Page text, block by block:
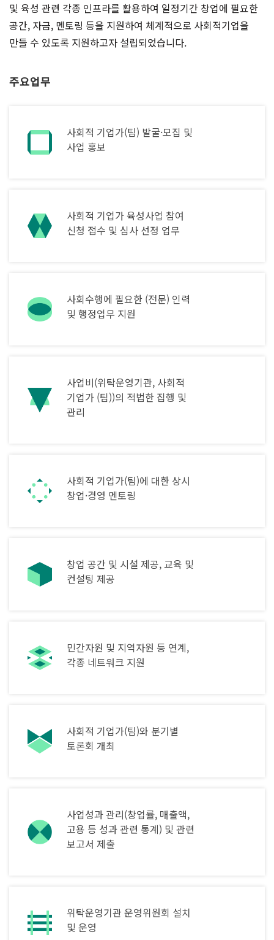
및 육성 관련 각종 인프라를 활용하여 일정기간 창업에 필요한
공간, 자금, 멘토링 등을 지원하여 체계적으로 사회적기업을
만들 수 있도록 지원하고자 설립되었습니다.
주요업무
사회적 기업가(팀) 발굴·모집 및
사업 홍보
사회적 기업가 육성사업 참여
신청 접수 및 심사 선정 업무
사회수행에 필요한 (전문) 인력
및 행정업무 지원
사업비(위탁운영기관, 사회적
기업가 (팀))의 적법한 집행 및
관리
사회적 기업가(팀)에 대한 상시
창업·경영 멘토링
창업 공간 및 시설 제공,교육 및
컨설팅 제공
민간자원 및 지역자원 등 연계,
각종 네트워크 지원
사회적 기업가(팀)와 분기별
토론회 개최
사업성과 관리(창업률, 매출액,
고용 등 성과 관련 통계) 및 관련
보고서 제출
위탁운영기관 운영위원회 설치
및 운영